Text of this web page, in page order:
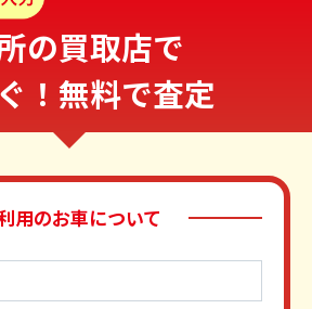
の買取店で
！無料で査定
用のお車について